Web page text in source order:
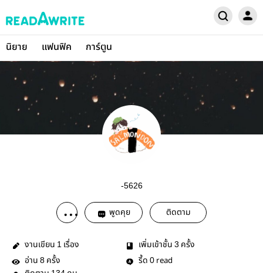
นิยาย แฟนฟิค การ์ตูน
-5626
พูดคุย ติดตาม
งานเขียน 1 เรื่อง เพิ่มเข้าชั้น 3 ครั้ง
อ่าน 8 ครั้ง รี้ด 0 read